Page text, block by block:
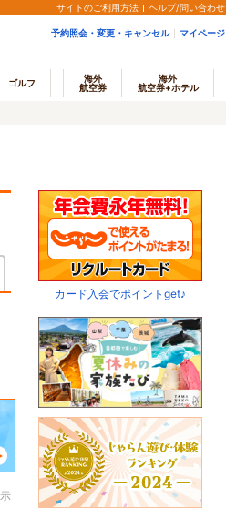
サイトのご利用方法 ヘルプ/問い合わせ
予約照会・変更・キャンセル マイページ
ゴルフ
海外
航空券
海外
航空券+ホテル
カード入会でポイントget♪